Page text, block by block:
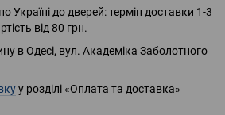
Україні до дверей: термін доставки 1-3
від 80 грн.
в Одесі, вул. Академіка Заболотного
у розділі «Оплата та доставка»